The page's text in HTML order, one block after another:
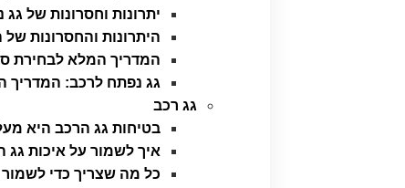
יתרונות וחסרונות של
היתרונות והחסרונות
המדריך המלא לבחירת
גג נפתח לרכב: המדריך
גג רכב
בטיחות גג הרכב היא
איך לשמור על איכות גג
כל מה שצריך כדי